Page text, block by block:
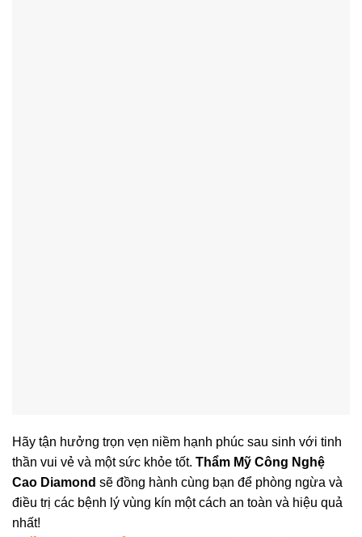
Hãy tận hưởng trọn vẹn niềm hạnh phúc sau sinh với tinh
thần vui vẻ và một sức khỏe tốt. Thẩm Mỹ Công Nghệ
Cao Diamond sẽ đồng hành cùng bạn để phòng ngừa và
điều trị các bệnh lý vùng kín một cách an toàn và hiệu quả
nhất!